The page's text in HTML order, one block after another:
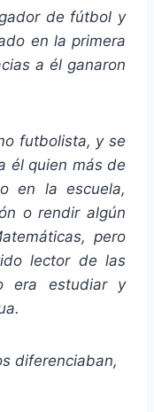
de fútbol y
en la primera
a él ganaron
futbolista, y se
él quien más de
en la escuela,
o rendir algún
pero
lector de las
era estudiar y
diferenciaban,